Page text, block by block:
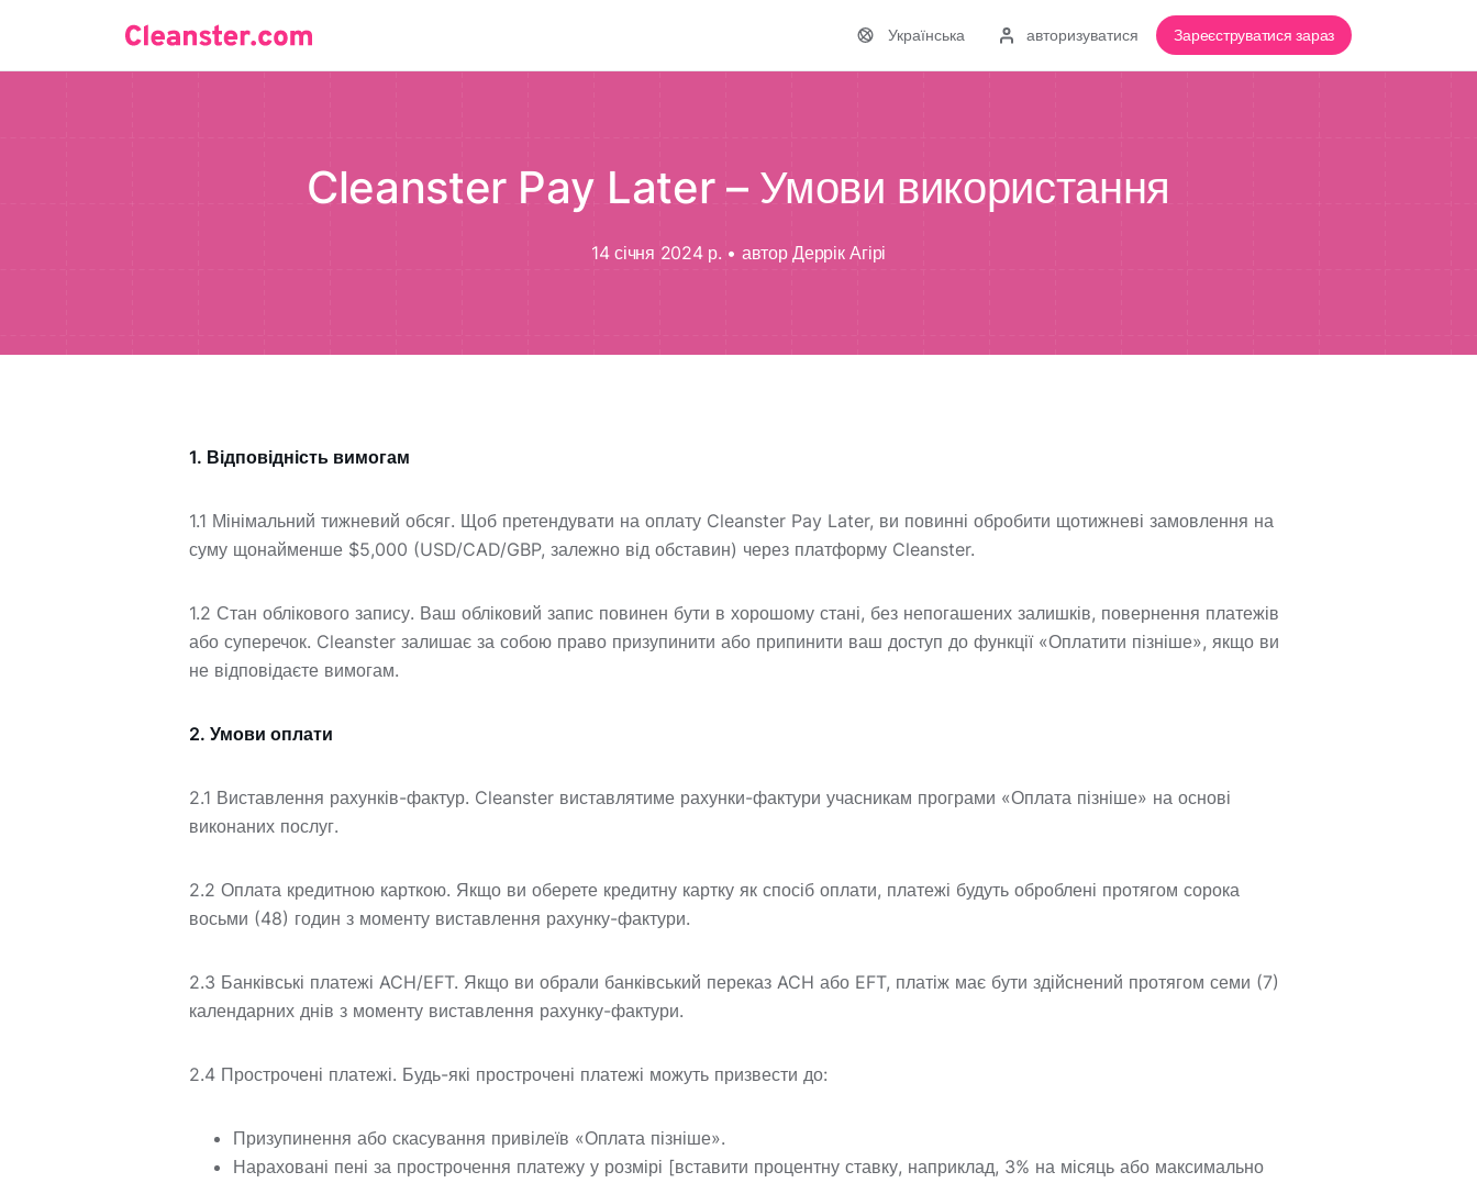
Українська авторизуватися Зареєструватися зараз
Cleanster Pay Later – Умови використання
14 січня 2024 р. • автор Деррік Агірі
1. Відповідність вимогам
1.1 Мінімальний тижневий обсяг. Щоб претендувати на оплату Cleanster Pay Later, ви повинні обробити щотижневі замовлення на
суму щонайменше $5,000 (USD/CAD/GBP, залежно від обставин) через платформу Cleanster.
1.2 Стан облікового запису. Ваш обліковий запис повинен бути в хорошому стані, без непогашених залишків, повернення платежів
або суперечок. Cleanster залишає за собою право призупинити або припинити ваш доступ до функції «Оплатити пізніше», якщо ви
не відповідаєте вимогам.
2. Умови оплати
2.1 Виставлення рахунків-фактур. Cleanster виставлятиме рахунки-фактури учасникам програми «Оплата пізніше» на основі
виконаних послуг.
2.2 Оплата кредитною карткою. Якщо ви оберете кредитну картку як спосіб оплати, платежі будуть оброблені протягом сорока
восьми (48) годин з моменту виставлення рахунку-фактури.
2.3 Банківські платежі ACH/EFT. Якщо ви обрали банківський переказ ACH або EFT, платіж має бути здійснений протягом семи (7)
календарних днів з моменту виставлення рахунку-фактури.
2.4 Прострочені платежі. Будь-які прострочені платежі можуть призвести до:
Призупинення або скасування привілеїв «Оплата пізніше».
Нараховані пені за прострочення платежу у розмірі [вставити процентну ставку, наприклад, 3% на місяць або максимально